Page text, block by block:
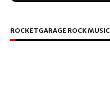
ROCKETGARAGE ROCK MUSIC